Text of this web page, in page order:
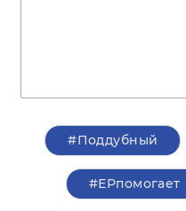
#Поддубный
#ЕРпомогает